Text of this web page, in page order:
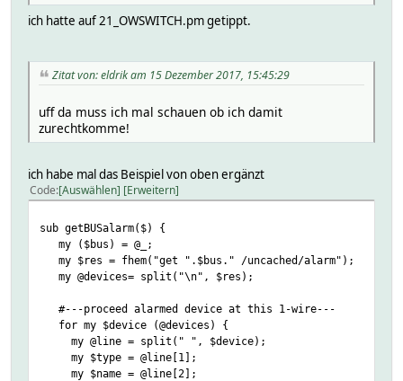
ich hatte auf 21_OWSWITCH.pm getippt.
Zitat von: eldrik am 15 Dezember 2017, 15:45:29
uff da muss ich mal schauen ob ich damit
zurechtkomme!
ich habe mal das Beispiel von oben ergänzt
Code Auswählen Erweitern
sub getBUSalarm($) {
my ($bus) = @_;
my $res = fhem("get ".$bus." /uncached/alarm");
my @devices= split("\n", $res);
#---proceed alarmed device at this 1-wire---
for my $device (@devices) {
my @line = split(" ", $device);
my $type = @line[1];
my $name = @line[2];